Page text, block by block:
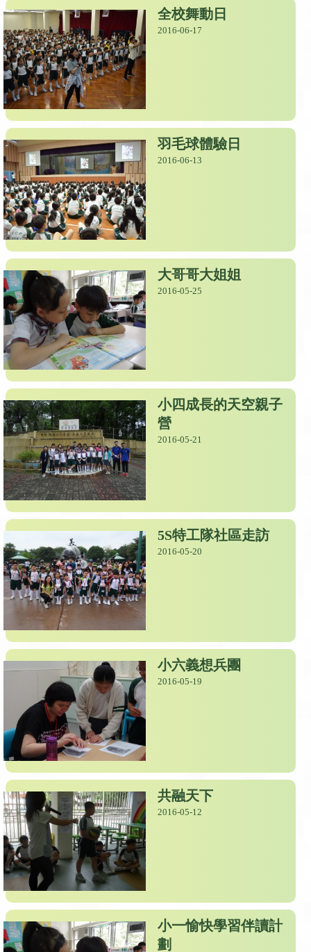
全校舞動日
2016-06-17
羽毛球體驗日
2016-06-13
大哥哥大姐姐
2016-05-25
小四成長的天空親子
營
2016-05-21
5S特工隊社區走訪
2016-05-20
小六義想兵團
2016-05-19
共融天下
2016-05-12
小一愉快學習伴讀計
劃